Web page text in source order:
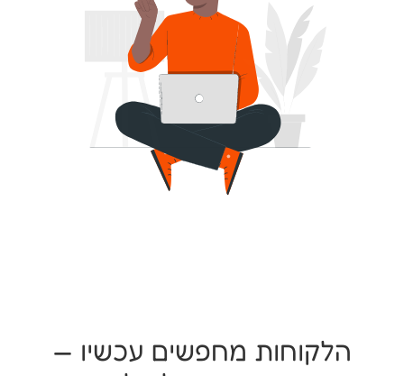
הלקוחות מחפשים עכשיו —